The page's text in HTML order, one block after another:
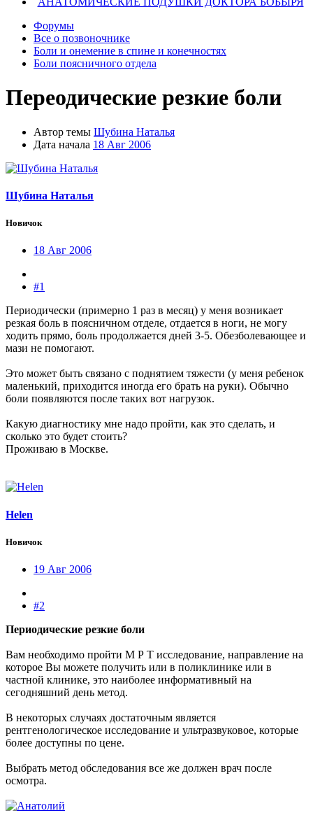
Форумы
Все о позвоночнике
Боли и онемение в спине и конечностях
Боли поясничного отдела
Переодические резкие боли
Автор темы Шубина Наталья
Дата начала 18 Авг 2006
Шубина Наталья
Новичок
18 Авг 2006
#1
Периодически (примерно 1 раз в месяц) у меня возникает
резкая боль в поясничном отделе, отдается в ноги, не могу
ходить прямо, боль продолжается дней 3-5. Обезболевающее и
мази не помогают.
Это может быть связано с поднятием тяжести (у меня ребенок
маленький, приходится иногда его брать на руки). Обычно
боли появляются после таких вот нагрузок.
Какую диагностику мне надо пройти, как это сделать, и
сколько это будет стоить?
Проживаю в Москве.
Helen
Новичок
19 Авг 2006
#2
Периодические резкие боли
Вам необходимо пройти М Р Т исследование, направление на
которое Вы можете получить или в поликлинике или в
частной клинике, это наиболее информативный на
сегодняшний день метод.
В некоторых случаях достаточным является
рентгенологическое исследование и ультразвуковое, которые
более доступны по цене.
Выбрать метод обследования все же должен врач после
осмотра.